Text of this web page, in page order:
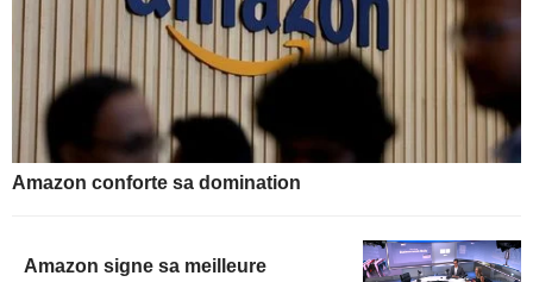
Amazon conforte sa domination
Amazon signe sa meilleure